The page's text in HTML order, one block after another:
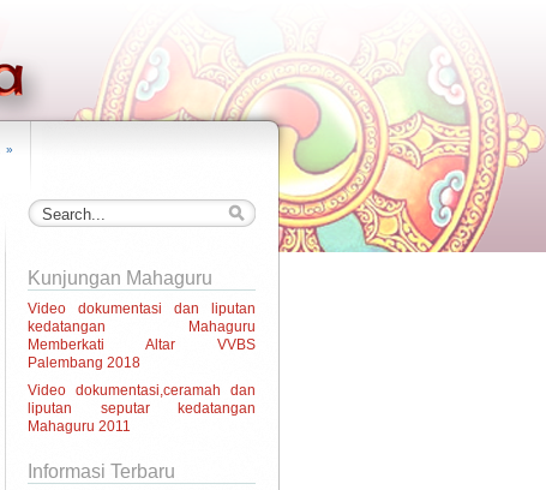
»
Kunjungan Mahaguru
Video dokumentasi dan liputan
kedatangan Mahaguru
Memberkati Altar VVBS
Palembang 2018
Video dokumentasi,ceramah dan
liputan seputar kedatangan
Mahaguru 2011
Informasi Terbaru